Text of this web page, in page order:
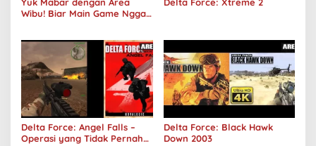
Wibu! Biar Main Game Nggak
Delta Force: Angel Falls –
Operasi yang Tidak Pernah
Delta Force: Black Hawk
Down 2003